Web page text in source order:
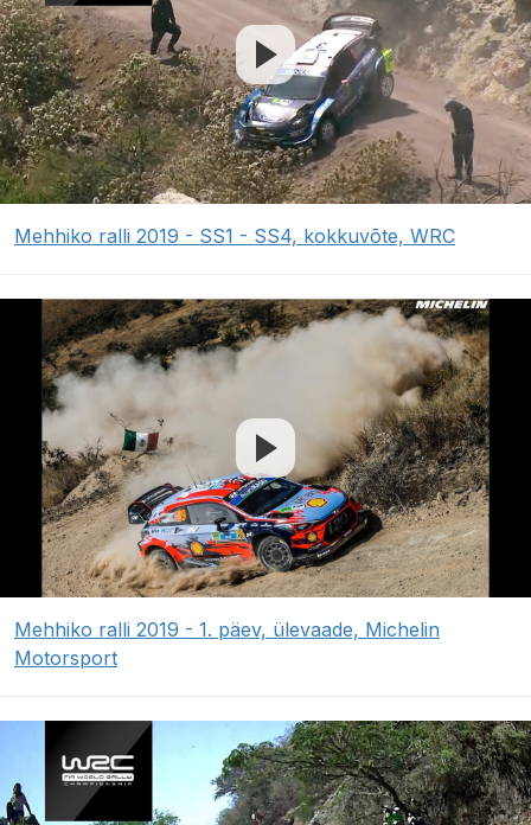
Mehhiko ralli 2019 - SS1 - SS4, kokkuvõte, WRC
Mehhiko ralli 2019 - 1. päev, ülevaade, Michelin
Motorsport